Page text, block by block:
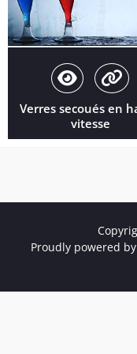
Verres secoués en
vitesse
Proudly powered